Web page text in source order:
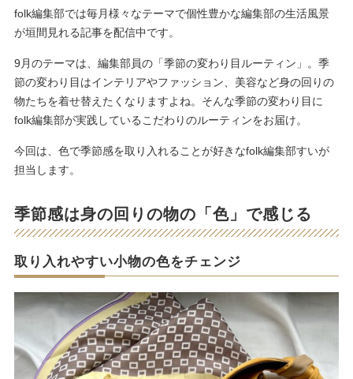
folk編集部では毎月様々なテーマで個性豊かな編集部の生活風景
が垣間見れる記事を配信中です。
9月のテーマは、編集部員の「季節の変わり目ルーティン」。季
節の変わり目はインテリアやファッション、美容など身の回りの
物たちを着せ替えたくなりますよね。そんな季節の変わり目に
folk編集部が実践しているこだわりのルーティンをお届け。
今回は、色で季節感を取り入れることが好きなfolk編集部すいが
担当します。
季節感は身の回りの物の「色」で感じる
取り入れやすい小物の色をチェンジ